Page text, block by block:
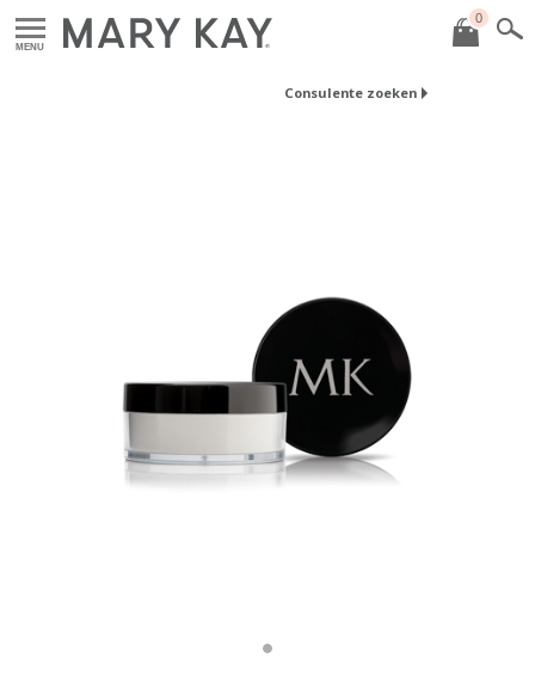
MENU
0
Consulente zoeken